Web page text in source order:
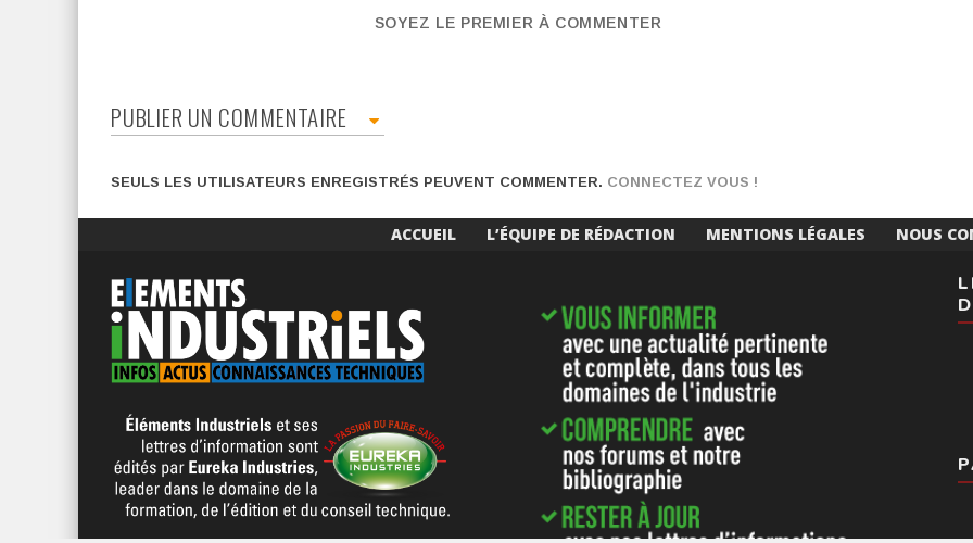
SOYEZ LE PREMIER À COMMENTER
PUBLIER UN COMMENTAIRE
SEULS LES UTILISATEURS ENREGISTRÉS PEUVENT COMMENTER. CONNECTEZ VOUS !
ACCUEIL L’ÉQUIPE DE RÉDACTION MENTIONS LÉGALES NOUS